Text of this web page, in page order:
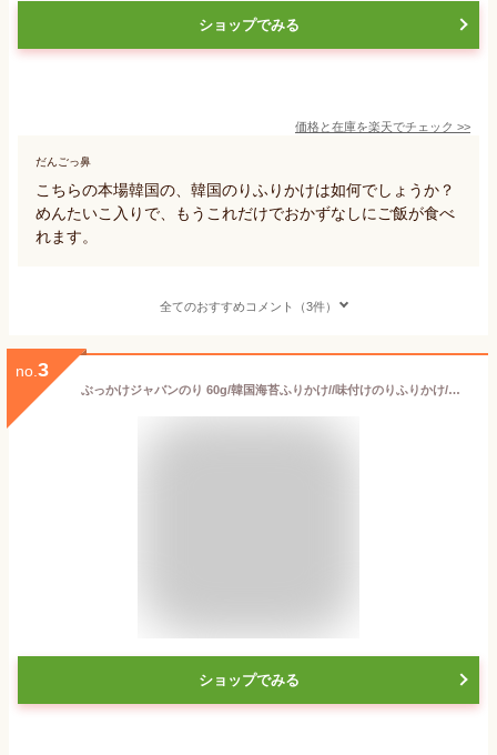
ショップでみる
価格と在庫を楽天でチェック >>
だんごっ鼻
こちらの本場韓国の、韓国のりふりかけは如何でしょうか？
めんたいこ入りで、もうこれだけでおかずなしにご飯が食べ
れます。
全てのおすすめコメント（3件）
no. 3
ぶっかけジャバンのり 60g/韓国海苔ふりかけ//味付けのりふりかけ/韓国のり/韓国ふりかけ/韓国ジャバンのり
ショップでみる